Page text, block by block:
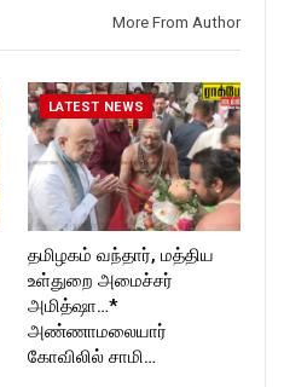
More From Author
LATEST NEWS
தமிழகம் வந்தார், மத்திய
உள்துறை அமைச்சர்
அமித்ஷா…*
அண்ணாமலையார்
கோவிலில் சாமி…